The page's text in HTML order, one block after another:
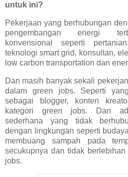
untuk ini?
Pekerjaan yang berhubungan
pengembangan energi
konvensional seperti
teknologi smart grid, konsultan,
low carbon transportation dan
Dan masih banyak sekali
dalam green jobs. Seperti
sebagai blogger, konten
kategori green jobs. Dan
sederhana yang tidak
dengan lingkungan seperti
membuang sampah pada
secukupnya dan tidak
jobs.